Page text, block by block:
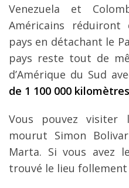
Venezuela et
Américains
pays en détachant le
pays reste tout de
d’Amérique du Sud
de 1 100 000
Vous pouvez visiter
mourut Simon
Marta. Si vous avez
trouvé le lieu